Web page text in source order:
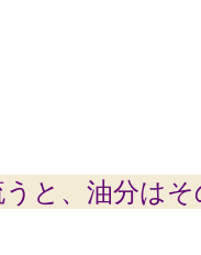
うと、油分は